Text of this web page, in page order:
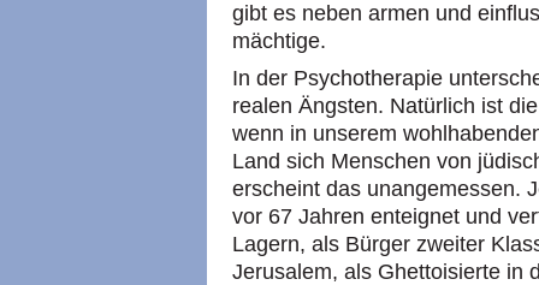
gibt es neben armen und
mächtige.
In der Psychotherapie
realen Ängsten. Natürlich ist
wenn in unserem
Land sich Menschen von
erscheint das unangemessen.
vor 67 Jahren enteignet und
Lagern, als Bürger zweiter
Jerusalem, als Ghettoisierte in